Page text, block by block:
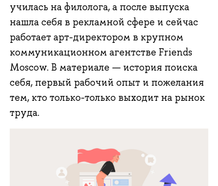
училась на филолога, а после выпуска
нашла себя в рекламной сфере и сейчас
работает арт-директором в крупном
коммуникационном агентстве Friends
Moscow. В материале — история поиска
себя, первый рабочий опыт и пожелания
тем, кто только-только выходит на рынок
труда.